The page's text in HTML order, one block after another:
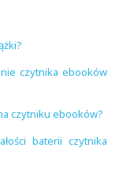
czytnika ebooków
czytniku ebooków?
baterii czytnika